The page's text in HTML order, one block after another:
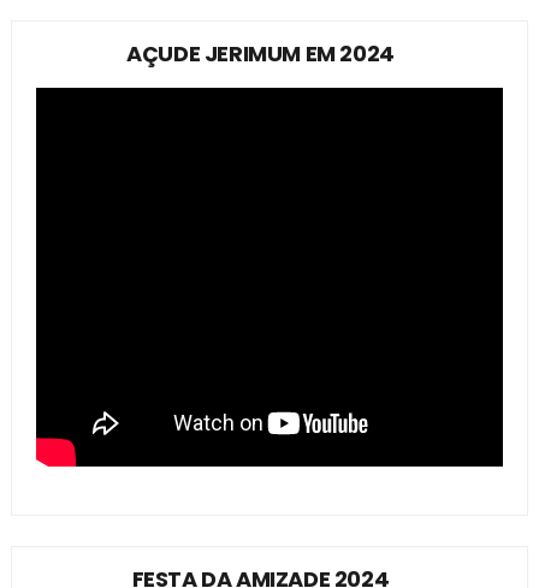
AÇUDE JERIMUM EM 2024
FESTA DA AMIZADE 2024